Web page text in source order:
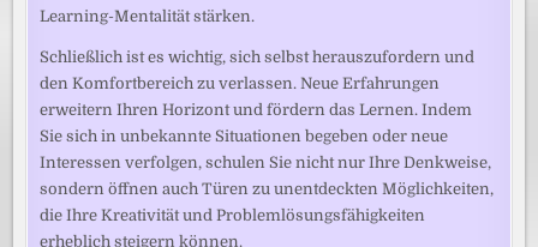
Learning-Mentalität stärken.
Schließlich ist es wichtig, sich selbst herauszufordern und
den Komfortbereich zu verlassen. Neue Erfahrungen
erweitern Ihren Horizont und fördern das Lernen. Indem
Sie sich in unbekannte Situationen begeben oder neue
Interessen verfolgen, schulen Sie nicht nur Ihre Denkweise,
sondern öffnen auch Türen zu unentdeckten Möglichkeiten,
die Ihre Kreativität und Problemlösungsfähigkeiten
erheblich steigern können.